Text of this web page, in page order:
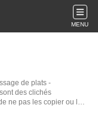
MENU
de plats -
des clichés
ne pas les copier ou les